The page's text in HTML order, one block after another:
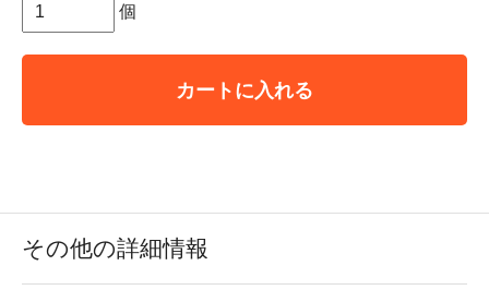
個
カートに入れる
その他の詳細情報